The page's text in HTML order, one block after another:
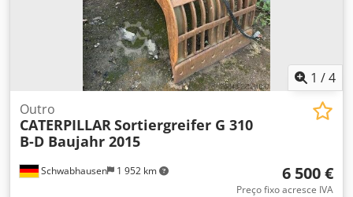
1 /4
Schwabhausen 1 952 km
Outro
CATERPILLAR Sortiergreifer G 310
B-D Baujahr 2015
6 500 €
Preço fixo acresce IVA